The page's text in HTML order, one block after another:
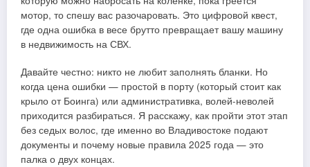
мотор, то спешу вас разочаровать. Это цифровой квест,
где одна ошибка в весе брутто превращает вашу машину
в недвижимость на СВХ.
Давайте честно: никто не любит заполнять бланки. Но
когда цена ошибки — простой в порту (который стоит как
крыло от Боинга) или административка, волей-неволей
приходится разбираться. Я расскажу, как пройти этот этап
без седых волос, где именно во Владивостоке подают
документы и почему новые правила 2025 года — это
палка о двух концах.